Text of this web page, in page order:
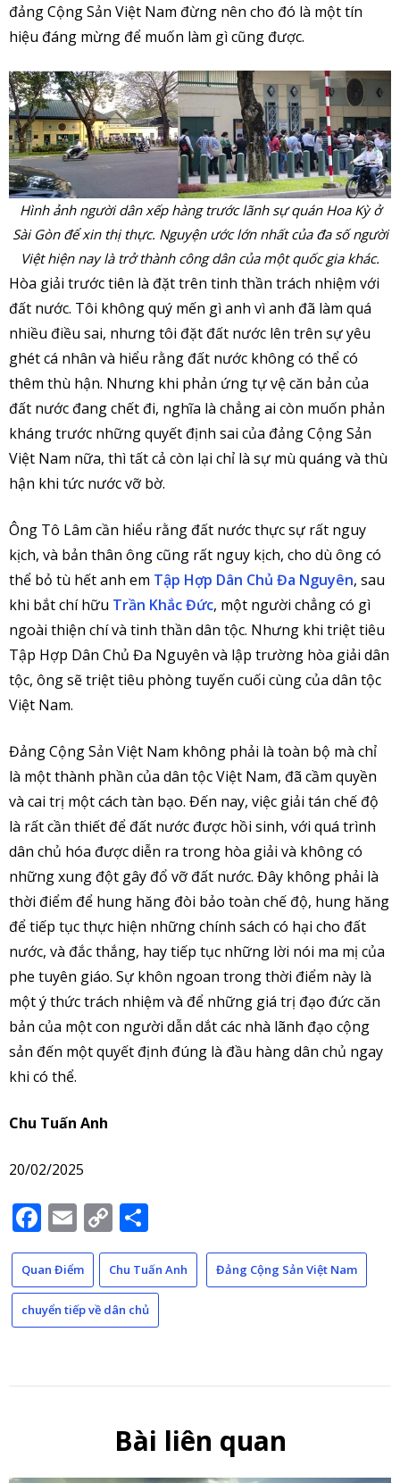
đảng Cộng Sản Việt Nam đừng nên cho đó là một tín
hiệu đáng mừng để muốn làm gì cũng được.
Hình ảnh người dân xếp hàng trước lãnh sự quán Hoa Kỳ ở
Sài Gòn để xin thị thực. Nguyện ước lớn nhất của đa số người
Việt hiện nay là trở thành công dân của một quốc gia khác.
Hòa giải trước tiên là đặt trên tinh thần trách nhiệm với
đất nước. Tôi không quý mến gì anh vì anh đã làm quá
nhiều điều sai, nhưng tôi đặt đất nước lên trên sự yêu
ghét cá nhân và hiểu rằng đất nước không có thể có
thêm thù hận. Nhưng khi phản ứng tự vệ căn bản của
đất nước đang chết đi, nghĩa là chẳng ai còn muốn phản
kháng trước những quyết định sai của đảng Cộng Sản
Việt Nam nữa, thì tất cả còn lại chỉ là sự mù quáng và thù
hận khi tức nước vỡ bờ.
Ông Tô Lâm cần hiểu rằng đất nước thực sự rất nguy
kịch, và bản thân ông cũng rất nguy kịch, cho dù ông có
thể bỏ tù hết anh em Tập Hợp Dân Chủ Đa Nguyên, sau
khi bắt chí hữu Trần Khắc Đức, một người chẳng có gì
ngoài thiện chí và tinh thần dân tộc. Nhưng khi triệt tiêu
Tập Hợp Dân Chủ Đa Nguyên và lập trường hòa giải dân
tộc, ông sẽ triệt tiêu phòng tuyến cuối cùng của dân tộc
Việt Nam.
Đảng Cộng Sản Việt Nam không phải là toàn bộ mà chỉ
là một thành phần của dân tộc Việt Nam, đã cầm quyền
và cai trị một cách tàn bạo. Đến nay, việc giải tán chế độ
là rất cần thiết để đất nước được hồi sinh, với quá trình
dân chủ hóa được diễn ra trong hòa giải và không có
những xung đột gây đổ vỡ đất nước. Đây không phải là
thời điểm để hung hăng đòi bảo toàn chế độ, hung hăng
để tiếp tục thực hiện những chính sách có hại cho đất
nước, và đắc thắng, hay tiếp tục những lời nói ma mị của
phe tuyên giáo. Sự khôn ngoan trong thời điểm này là
một ý thức trách nhiệm và để những giá trị đạo đức căn
bản của một con người dẫn dắt các nhà lãnh đạo cộng
sản đến một quyết định đúng là đầu hàng dân chủ ngay
khi có thể.
Chu Tuấn Anh
20/02/2025
Facebook
Email
Copy
Link
Quan Điểm Chu Tuấn Anh Đảng Cộng Sản Việt Nam
chuyển tiếp về dân chủ
Bài liên quan